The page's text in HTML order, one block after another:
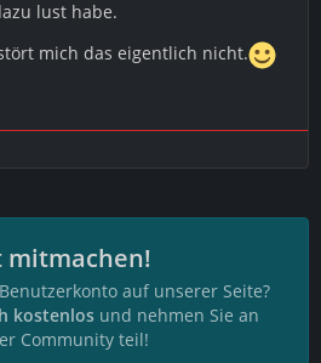
lust habe.
mich das eigentlich nicht.
mitmachen!
auf unserer Seite?
kostenlosund nehmen Sie an
Community teil!